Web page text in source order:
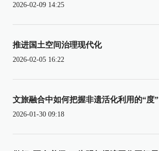
2026-02-09 14:25
推进国土空间治理现代化
2026-02-05 16:22
文旅融合中如何把握非遗活化利用的“度”
2026-01-30 09:18